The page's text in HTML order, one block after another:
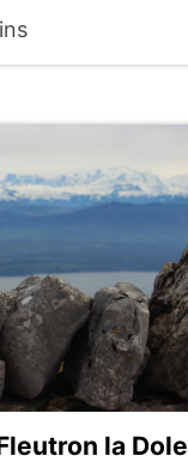
la Dole